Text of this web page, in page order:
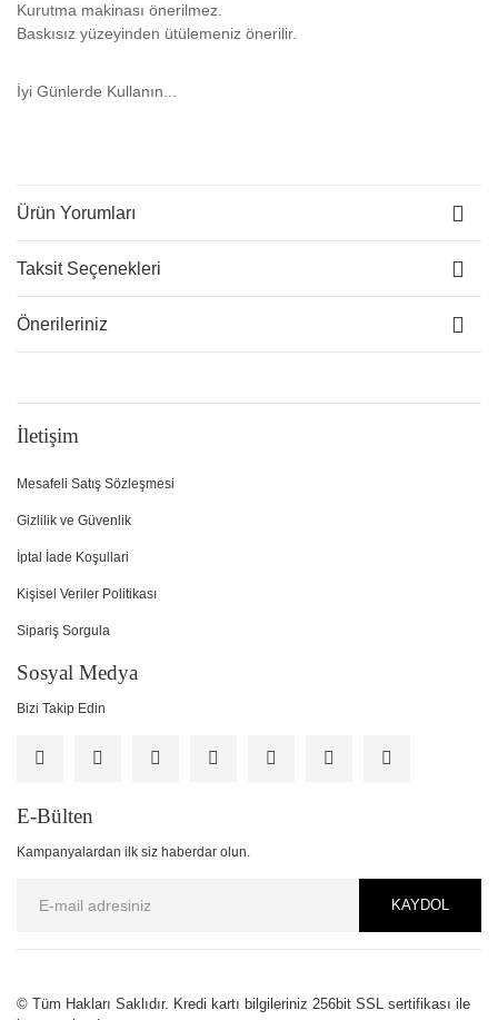
Kurutma makinası önerilmez.
Baskısız yüzeyinden ütülemeniz önerilir.
İyi Günlerde Kullanın...
Ürün Yorumları
Taksit Seçenekleri
Önerileriniz
İletişim
Mesafeli Satış Sözleşmesi
Gizlilik ve Güvenlik
İptal İade Koşullari
Kişisel Veriler Politikası
Sipariş Sorgula
Sosyal Medya
Bizi Takip Edin
E-Bülten
Kampanyalardan ilk siz haberdar olun.
KAYDOL
© Tüm Hakları Saklıdır. Kredi kartı bilgileriniz 256bit SSL sertifikası ile